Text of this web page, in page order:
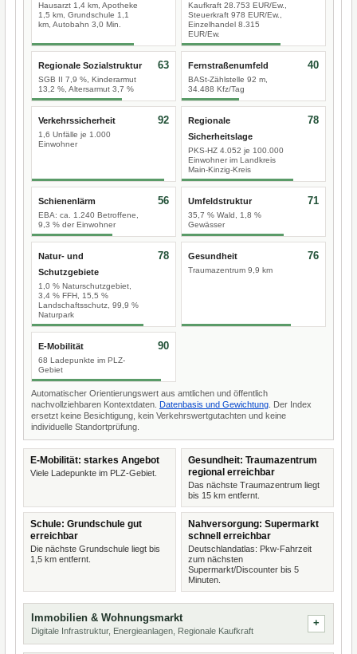
Hausarzt 1,4 km, Apotheke
1,5 km, Grundschule 1,1
km, Autobahn 3,0 Min.
Kaufkraft 28.753 EUR/Ew.,
Steuerkraft 978 EUR/Ew.,
Einzelhandel 8.315
EUR/Ew.
Regionale Sozialstruktur
SGB II 7,9 %, Kinderarmut
13,2 %, Altersarmut 3,7 %
63 Fernstraßenumfeld
BASt-Zählstelle 92 m,
34.488 Kfz/Tag
40
Verkehrssicherheit
1,6 Unfälle je 1.000
Einwohner
92
Regionale
Sicherheitslage
PKS-HZ 4.052 je 100.000
Einwohner im Landkreis
Main-Kinzig-Kreis
78
Schienenlärm
EBA: ca. 1.240 Betroffene,
9,3 % der Einwohner
56 Umfeldstruktur
35,7 % Wald, 1,8 %
Gewässer
71
Natur- und
Schutzgebiete
1,0 % Naturschutzgebiet,
3,4 % FFH, 15,5 %
Landschaftsschutz, 99,9 %
Naturpark
78 Gesundheit
Traumazentrum 9,9 km
76
E-Mobilität
68 Ladepunkte im PLZ-
Gebiet
90
Automatischer Orientierungswert aus amtlichen und öffentlich
nachvollziehbaren Kontextdaten. Datenbasis und Gewichtung . Der Index
ersetzt keine Besichtigung, kein Verkehrswertgutachten und keine
individuelle Standortprüfung.
E-Mobilität: starkes Angebot
Viele Ladepunkte im PLZ-Gebiet.
Gesundheit: Traumazentrum
regional erreichbar
Das nächste Traumazentrum liegt
bis 15 km entfernt.
Schule: Grundschule gut
erreichbar
Die nächste Grundschule liegt bis
1,5 km entfernt.
Nahversorgung: Supermarkt
schnell erreichbar
Deutschlandatlas: Pkw-Fahrzeit
zum nächsten
Supermarkt/Discounter bis 5
Minuten.
Immobilien & Wohnungsmarkt
Digitale Infrastruktur, Energieanlagen, Regionale Kaufkraft